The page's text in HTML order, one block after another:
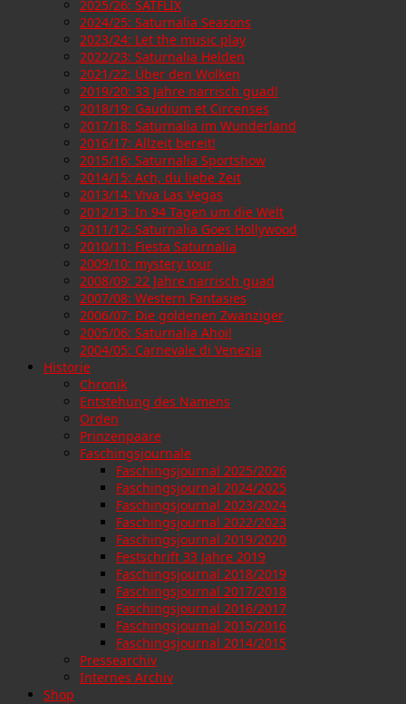
2025/26: SATFLIX
2024/25: Saturnalia Seasons
2023/24: Let the music play
2022/23: Saturnalia Helden
2021/22: Über den Wolken
2019/20: 33 Jahre narrisch guad!
2018/19: Gaudium et Circenses
2017/18: Saturnalia im Wunderland
2016/17: Allzeit bereit!
2015/16: Saturnalia Sportshow
2014/15: Ach, du liebe Zeit
2013/14: Viva Las Vegas
2012/13: In 94 Tagen um die Welt
2011/12: Saturnalia Goes Hollywood
2010/11: Fiesta Saturnalia
2009/10: mystery tour
2008/09: 22 Jahre narrisch guad
2007/08: Western Fantasies
2006/07: Die goldenen Zwanziger
2005/06: Saturnalia Ahoi!
2004/05: Carnevale di Venezia
Historie
Chronik
Entstehung des Namens
Orden
Prinzenpaare
Faschingsjournale
Faschingsjournal 2025/2026
Faschingsjournal 2024/2025
Faschingsjournal 2023/2024
Faschingsjournal 2022/2023
Faschingsjournal 2019/2020
Festschrift 33 Jahre 2019
Faschingsjournal 2018/2019
Faschingsjournal 2017/2018
Faschingsjournal 2016/2017
Faschingsjournal 2015/2016
Faschingsjournal 2014/2015
Pressearchiv
Internes Archiv
Shop